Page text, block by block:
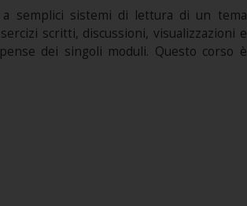
semplici sistemi di lettura di un tema
scritti, discussioni, visualizzazioni e
dei singoli moduli. Questo corso è